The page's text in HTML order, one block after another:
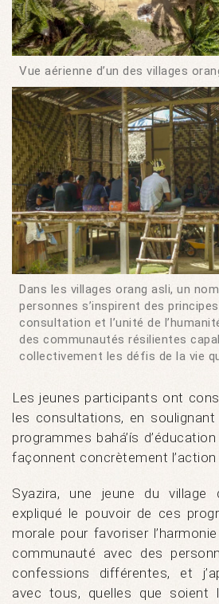
Vue aérienne d’un des villages
Dans les villages orang asli, un
personnes s’inspirent des
consultation et l’unité de
des communautés résilientes
collectivement les défis de la vie
Les jeunes participants ont
les consultations, en
programmes bahá’ís
façonnent concrètement
Syazira, une jeune du village
expliqué le pouvoir de ces
morale pour favoriser
communauté avec des
confessions différentes, et
avec tous, quelles que soient